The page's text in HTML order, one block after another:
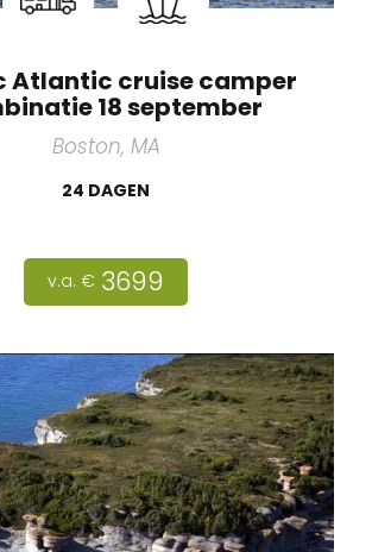
Atlantic cruise camper
18 september
Boston, MA
24 DAGEN
v.a. € 3699